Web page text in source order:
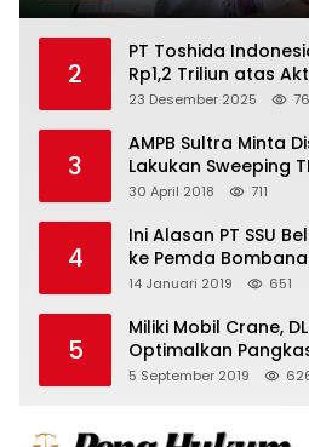
2
PT Toshida
Rp1,2 Triliun atas
23 Desember 2025
3
AMPB Sultra Minta
Lakukan Sweeping
30 April 2018 711
4
Ini Alasan PT SSU
ke Pemda
14 Januari 2019 651
5
Miliki Mobil Crane,
Optimalkan
5 September 2019